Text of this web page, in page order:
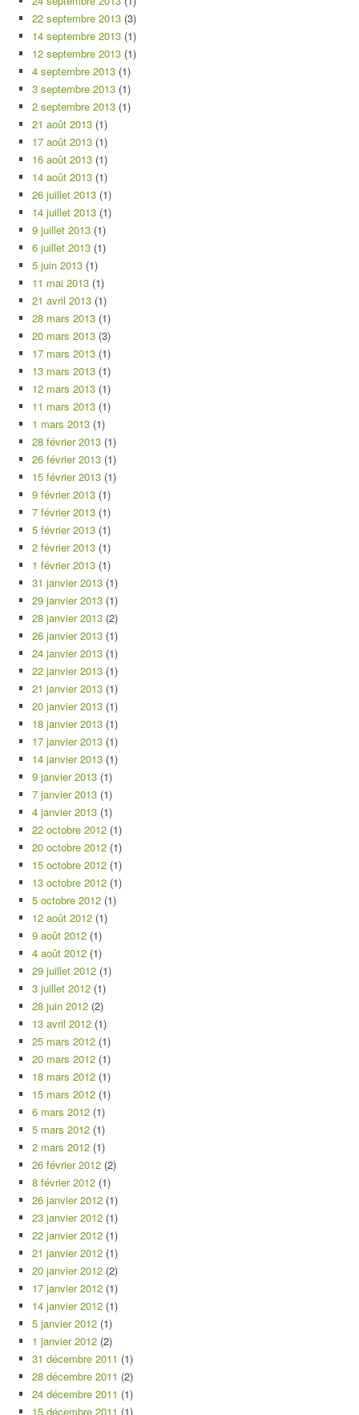
22 septembre 2013 (3)
14 septembre 2013 (1)
12 septembre 2013 (1)
4 septembre 2013 (1)
3 septembre 2013 (1)
2 septembre 2013 (1)
21 août 2013 (1)
17 août 2013 (1)
16 août 2013 (1)
14 août 2013 (1)
26 juillet 2013 (1)
14 juillet 2013 (1)
9 juillet 2013 (1)
6 juillet 2013 (1)
5 juin 2013 (1)
11 mai 2013 (1)
21 avril 2013 (1)
28 mars 2013 (1)
20 mars 2013 (3)
17 mars 2013 (1)
13 mars 2013 (1)
12 mars 2013 (1)
11 mars 2013 (1)
1 mars 2013 (1)
28 février 2013 (1)
26 février 2013 (1)
15 février 2013 (1)
9 février 2013 (1)
7 février 2013 (1)
5 février 2013 (1)
2 février 2013 (1)
1 février 2013 (1)
31 janvier 2013 (1)
29 janvier 2013 (1)
28 janvier 2013 (2)
26 janvier 2013 (1)
24 janvier 2013 (1)
22 janvier 2013 (1)
21 janvier 2013 (1)
20 janvier 2013 (1)
18 janvier 2013 (1)
17 janvier 2013 (1)
14 janvier 2013 (1)
9 janvier 2013 (1)
7 janvier 2013 (1)
4 janvier 2013 (1)
22 octobre 2012 (1)
20 octobre 2012 (1)
15 octobre 2012 (1)
13 octobre 2012 (1)
5 octobre 2012 (1)
12 août 2012 (1)
9 août 2012 (1)
4 août 2012 (1)
29 juillet 2012 (1)
3 juillet 2012 (1)
28 juin 2012 (2)
13 avril 2012 (1)
25 mars 2012 (1)
20 mars 2012 (1)
18 mars 2012 (1)
15 mars 2012 (1)
6 mars 2012 (1)
5 mars 2012 (1)
2 mars 2012 (1)
26 février 2012 (2)
8 février 2012 (1)
26 janvier 2012 (1)
23 janvier 2012 (1)
22 janvier 2012 (1)
21 janvier 2012 (1)
20 janvier 2012 (2)
17 janvier 2012 (1)
14 janvier 2012 (1)
5 janvier 2012 (1)
1 janvier 2012 (2)
31 décembre 2011 (1)
28 décembre 2011 (2)
24 décembre 2011 (1)
15 décembre 2011 (1)